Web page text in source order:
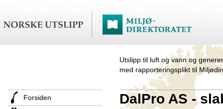
Utslipp til luft og vann og
med rapporteringsplikt til
Forsiden
DalPro AS -